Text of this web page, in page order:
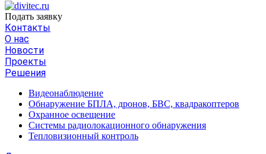
Подать заявку
Контакты
О нас
Новости
Проекты
Решения
Видеонаблюдение
Обнаружение БПЛА, дронов, БВС, квадракоптеров
Охранное освещение
Системы радиолокационного обнаружения
Тепловизионный контроль